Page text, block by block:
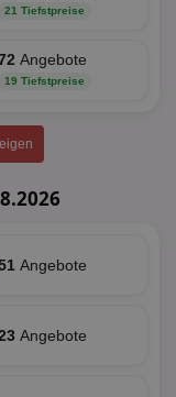
21 Tiefstpreise
Angebote
19 Tiefstpreise
Angebote
Angebote
1 Jahr